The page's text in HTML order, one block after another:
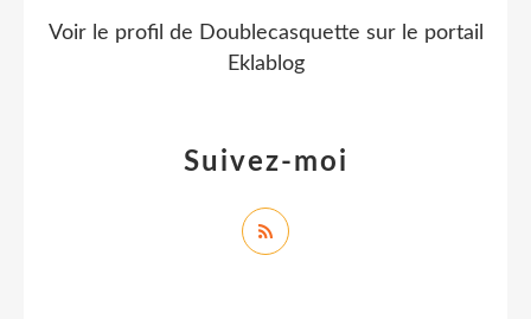
Suivez-moi
Voir le profil de Doublecasquette sur le portail
Eklablog